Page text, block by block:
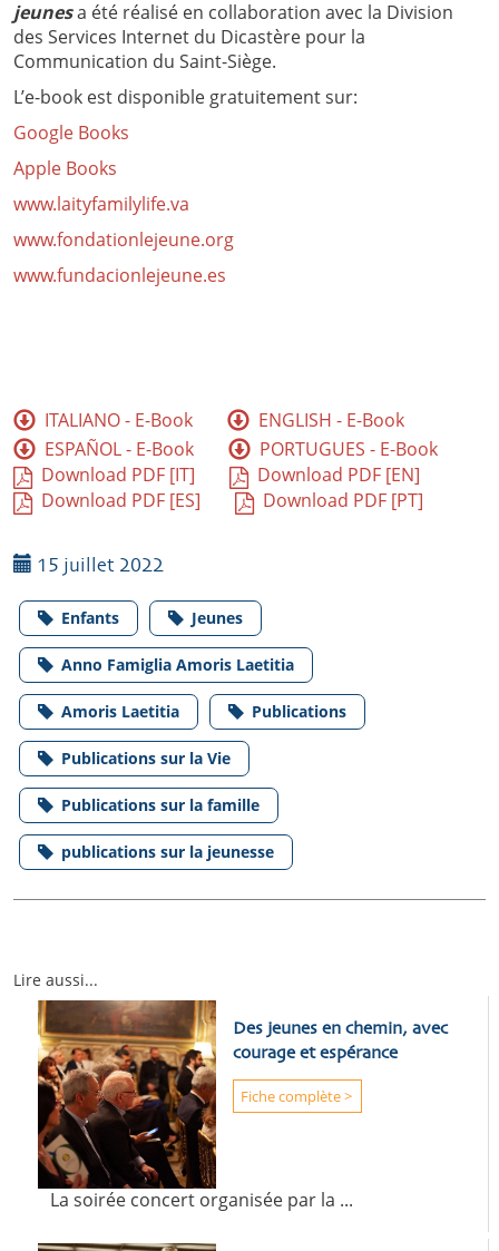
jeunesa été réalisé en collaboration avec la Division
des Services Internet du Dicastère pour la
Communication du Saint-Siège.
L’e-book est disponible gratuitement sur:
Google Books
Apple Books
www.laityfamilylife.va
www.fondationlejeune.org
www.fundacionlejeune.es
ITALIANO - E-Book
ENGLISH - E-Book
ESPAÑOL - E-Book
PORTUGUES - E-Book
Download PDF [IT]
Download PDF [EN]
Download PDF [ES]
Download PDF [PT]
15 juillet 2022
Enfants Jeunes
Anno Famiglia Amoris Laetitia
Amoris Laetitia Publications
Publications sur la Vie
Publications sur la famille
publications sur la jeunesse
Lire aussi...
Des jeunes en chemin, avec
courage et espérance
La soirée concert organisée par la ...
Fiche complète >